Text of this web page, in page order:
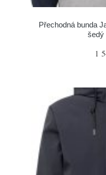
Přechodná bunda
šedý
1